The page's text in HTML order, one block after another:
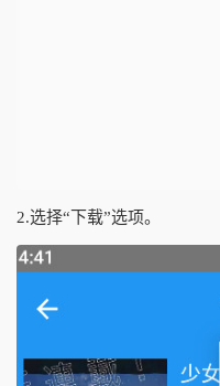
2.选择“下载”选项。